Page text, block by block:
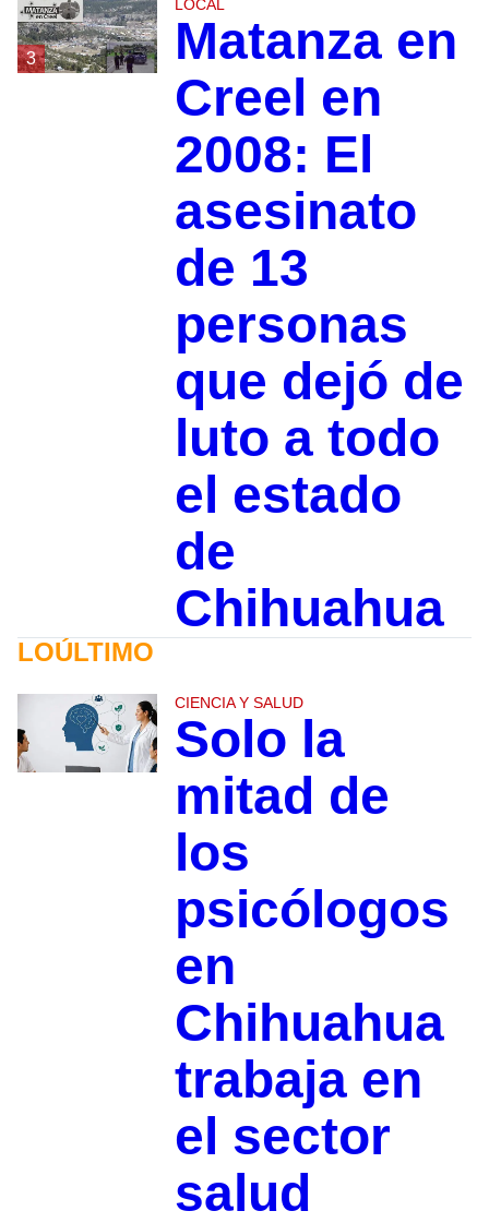
3
LOCAL
Matanza en
Creel en
2008: El
asesinato
de 13
personas
que dejó de
luto a todo
el estado
de
Chihuahua
LOÚLTIMO
CIENCIA Y SALUD
Solo la
mitad de
los
psicólogos
en
Chihuahua
trabaja en
el sector
salud